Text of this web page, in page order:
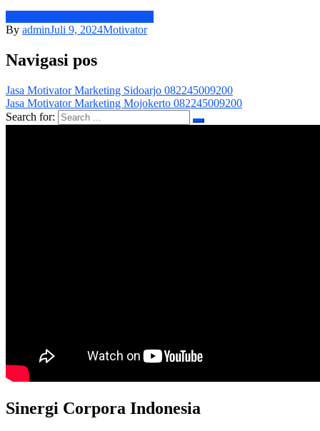
By adminJuli 9, 2024Motivator
Navigasi pos
Jasa Motivator Marketing Sidoarjo 082245009200
Jasa Motivator Marketing Mojokerto 082245009200
Search for:
Sinergi Corpora Indonesia